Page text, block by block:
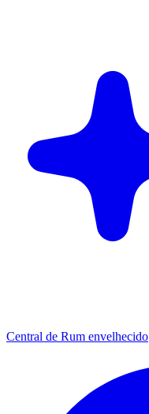
Central de Rum envelhecido